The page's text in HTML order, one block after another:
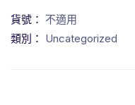
貨號： 不適用
類別： Uncategorized